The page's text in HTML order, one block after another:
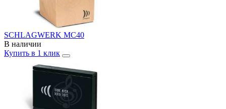
SCHLAGWERK MC40
В наличии
Купить в 1 клик